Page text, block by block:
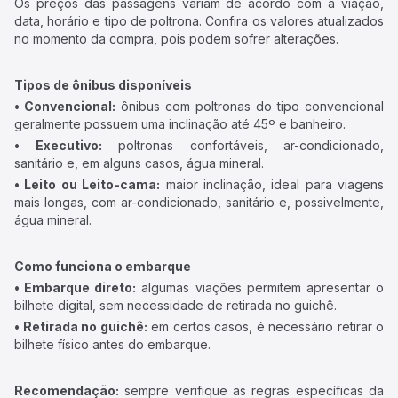
Os preços das passagens variam de acordo com a viação,
data, horário e tipo de poltrona. Confira os valores atualizados
no momento da compra, pois podem sofrer alterações.
Tipos de ônibus disponíveis
• Convencional: ônibus com poltronas do tipo convencional
geralmente possuem uma inclinação até 45º e banheiro.
• Executivo: poltronas confortáveis, ar-condicionado,
sanitário e, em alguns casos, água mineral.
• Leito ou Leito-cama: maior inclinação, ideal para viagens
mais longas, com ar-condicionado, sanitário e, possivelmente,
água mineral.
Como funciona o embarque
• Embarque direto: algumas viações permitem apresentar o
bilhete digital, sem necessidade de retirada no guichê.
• Retirada no guichê: em certos casos, é necessário retirar o
bilhete físico antes do embarque.
Recomendação: sempre verifique as regras específicas da